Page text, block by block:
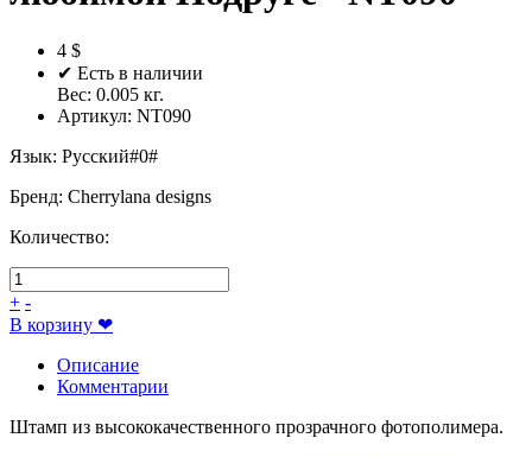
4 $
✔ Есть в наличии
Вес: 0.005 кг.
Артикул: NT090
Язык: Русский#0#
Бренд: Cherrylana designs
Количество:
+ -
В корзину ❤
Описание
Комментарии
Штамп из высококачественного прозрачного фотополимера.